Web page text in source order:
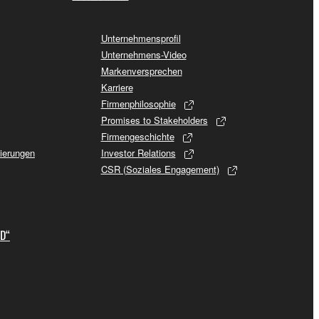
Unternehmensprofil
Unternehmens-Video
Markenversprechen
Karriere
Firmenphilosophie
Promises to Stakeholders
Firmengeschichte
Investor Relations
CSR (Soziales Engagement)